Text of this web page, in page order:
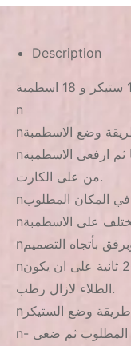
Description
n
nضعى طلاء الأظافر واتركيه ليجف تماما ثم ارفعى الاسطمبة
من على الكارت.
nبالنسبة للشرائط لايزيد الانتظار من 15-20 ثانية على ان يكون
الطلاء لازال رطب.
n- ضع الستيكر على أظافرك في المكان المطلوب ثم ضعى